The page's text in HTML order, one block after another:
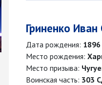
Гриненко Иван
Дата рождения: 1896
Место рождения:
Место призыва:
Воинская часть: 303